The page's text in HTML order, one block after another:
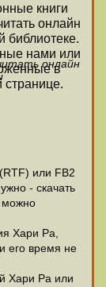
книги
онлайн
библиотеке.
нами или
в
странице.
онлайн
или FB2
- скачать
можно
Хари Ра,
его время не
Хари Ра или